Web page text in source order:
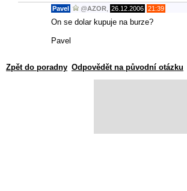
Pavel @AZOR 26.12.2006 21:39
On se dolar kupuje na burze?
Pavel
Zpět do poradny Odpovědět na původní otázku